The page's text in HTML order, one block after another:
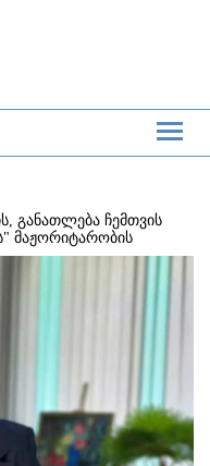
განათლება ჩემთვის
მაჟორიტარობის